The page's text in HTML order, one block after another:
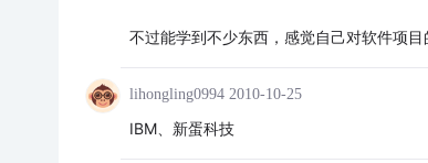
不过能学到不少东西，感觉自己对软件项
lihongling0994 2010-10-25
IBM、新蛋科技